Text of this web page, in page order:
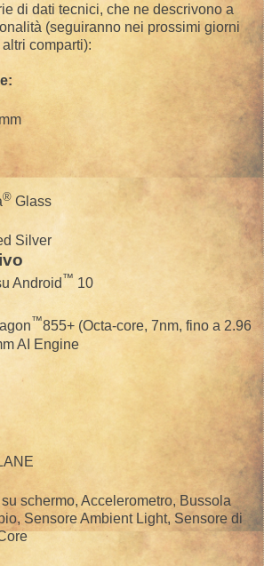
di dati tecnici, che ne descrivono a
(seguiranno nei prossimi giorni
comparti):
® Glass
Silver
Android ™ 10
™855+ (Octa-core, 7nm, fino a 2.96
AI Engine
schermo, Accelerometro, Bussola
Sensore Ambient Light, Sensore di